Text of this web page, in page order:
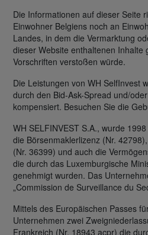
Die Informationen auf dieser Seite
Einwohner Belgiens noch an
Landes, in dem die Vermarktung
dieser Website enthaltenen Inhalte
Vorschriften verstoßen würde.
Die Leistungen von WH SelfInvest
durch den Bid-Ask-Spread und/
kompensiert. Besuchen Sie die
WH SELFINVEST S.A., wurde
die Börsenmaklerlizenz (Nr.
(Nr. 36399) und auch die
die durch das Luxemburgische
genehmigt wurden. Das
„Commission de Surveillance du
Mittels des Europäischen Passes
Unternehmen zwei
Frankreich (Nr. 18943 acpr) die